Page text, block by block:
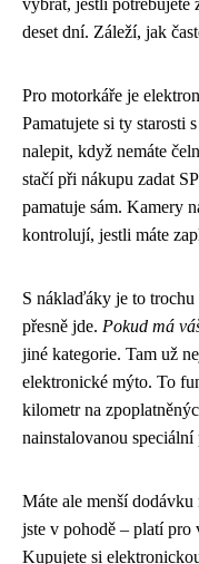
vybrat, jestli potřebujete
deset dní. Záleží, jak
Pro motorkáře je
Pamatujete si ty starosti
nalepit, když nemáte
stačí při nákupu zadat
pamatuje sám. Kamery
kontrolují, jestli máte
S náklaďáky je to
přesně jde. Pokud má
jiné kategorie. Tam už
elektronické mýto. To
kilometr na
nainstalovanou
Máte ale menší
jste v pohodě – platí pro
Kupujete si